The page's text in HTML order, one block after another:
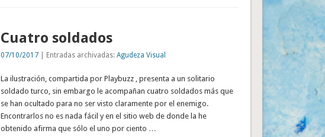
Cuatro soldados
07/10/2017| Entradas archivadas: Agudeza Visual
La ilustración, compartida por Playbuzz , presenta a un solitario
soldado turco, sin embargo le acompañan cuatro soldados más que
se han ocultado para no ser visto claramente por el enemigo.
Encontrarlos no es nada fácil y en el sitio web de donde la he
obtenido afirma que sólo el uno por ciento …